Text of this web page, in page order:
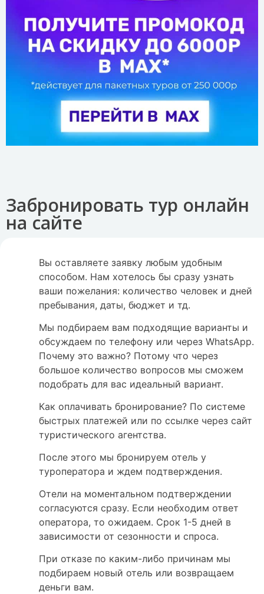
Забронировать тур онлайн
на сайте
Вы оставляете заявку любым удобным
способом. Нам хотелось бы сразу узнать
ваши пожелания: количество человек и дней
пребывания, даты, бюджет и тд.
Мы подбираем вам подходящие варианты и
обсуждаем по телефону или через WhatsApp.
Почему это важно? Потому что через
большое количество вопросов мы сможем
подобрать для вас идеальный вариант.
Как оплачивать бронирование? По системе
быстрых платежей или по ссылке через сайт
туристического агентства.
После этого мы бронируем отель у
туроператора и ждем подтверждения.
Отели на моментальном подтверждении
согласуются сразу. Если необходим ответ
оператора, то ожидаем. Срок 1-5 дней в
зависимости от сезонности и спроса.
При отказе по каким-либо причинам мы
подбираем новый отель или возвращаем
деньги вам.